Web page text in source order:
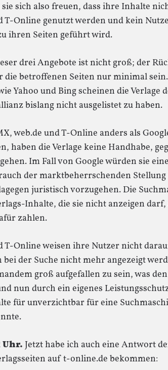
sich also freuen, dass ihre Inhalte
T-Online genutzt werden und kein
ihren Seiten geführt wird.
drei Angebote ist nicht groß; der
die betroffenen Seiten nur minimal
Yahoo und Bing scheinen die Verlage
bislang nicht ausgelistet zu haben.
web.de und T-Online anders als
haben die Verlage keine Handhabe,
Im Fall von Google würden sie
der marktbeherrschenden
juristisch vorzugehen. Die
Inhalte, die sie nicht anzeigen
zahlen.
T-Online weisen ihre Nutzer nicht
der Suche nicht mehr angezeigt
groß aufgefallen zu sein, was
nun durch ein eigenes
für unverzichtbar für eine
Uhr. Jetzt habe ich auch eine Antwort
auf t-online.de bekommen: